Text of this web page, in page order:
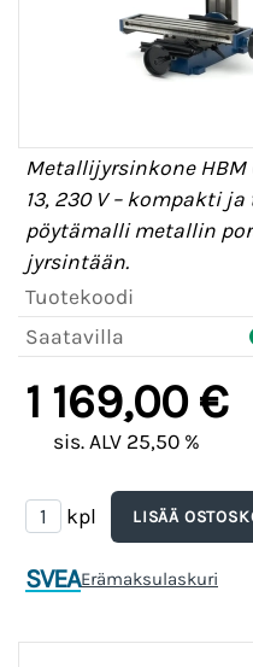
Metallijyrsinkone HBM
13, 230 V – kompakti
pöytämalli metallin
jyrsintään.
Tuotekoodi
Saatavilla
1 169,00 €
sis. ALV 25,50 %
kpl
SVEAErämaksulaskuri